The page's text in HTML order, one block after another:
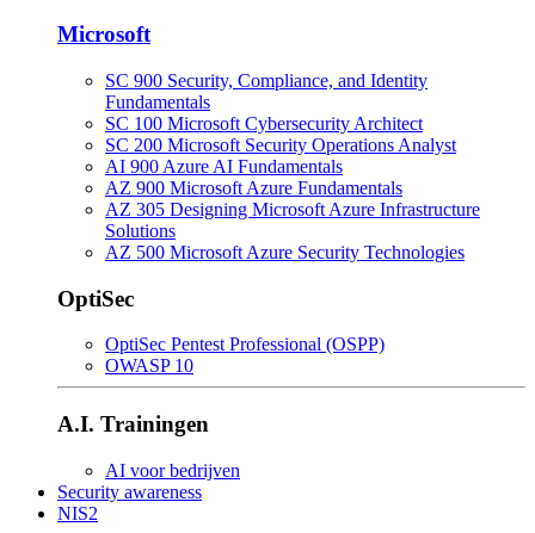
Microsoft
SC 900 Security, Compliance, and Identity
Fundamentals
SC 100 Microsoft Cybersecurity Architect
SC 200 Microsoft Security Operations Analyst
AI 900 Azure AI Fundamentals
AZ 900 Microsoft Azure Fundamentals
AZ 305 Designing Microsoft Azure Infrastructure
Solutions
AZ 500 Microsoft Azure Security Technologies
OptiSec
OptiSec Pentest Professional (OSPP)
OWASP 10
A.I. Trainingen
AI voor bedrijven
Security awareness
NIS2